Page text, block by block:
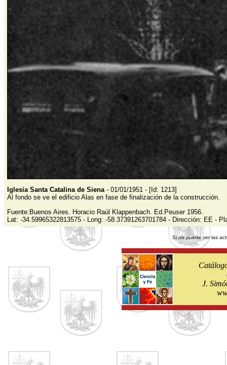
Iglesia Santa Catalina de Siena- 01/01/1951 - [Id: 1213]
Al fondo se ve el edificio Alas en fase de finalización de la construcción.
Fuente:Buenos Aires. Horacio Raúl Klappenbach. Ed.Peuser 1956.
Lat: -34.59965322813575 - Long: -58.37391263701784 - Dirección: EE -
Si no puede ver las
J.